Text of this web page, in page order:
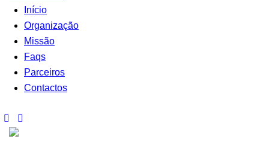
Início
Organização
Missão
Faqs
Parceiros
Contactos